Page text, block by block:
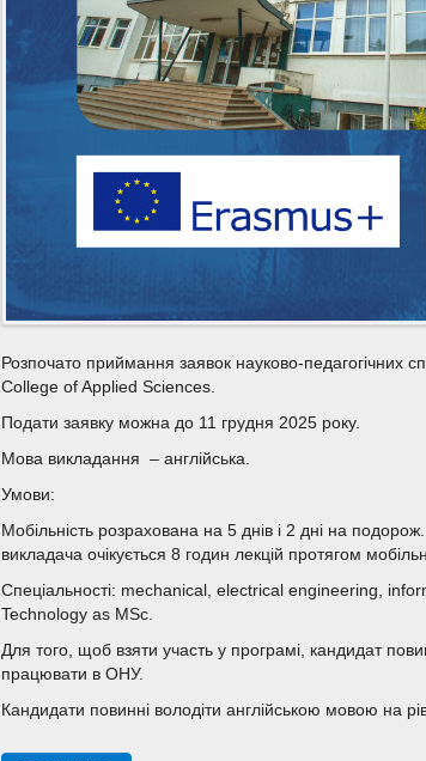
Розпочато приймання заявок науково-педагогічних
College of Applied Sciences.
Подати заявку можна до 11 грудня 2025 року.
Мова викладання – англійська.
Умови:
Мобільність розрахована на 5 днів і 2 дні на
викладача очікується 8 годин лекцій протягом
Спеціальності: mechanical, electrical engineering,
Technology as MSc.
Для того, щоб взяти участь у програмі, кандидат
працювати в ОНУ.
Кандидати повинні володіти англійською мовою на